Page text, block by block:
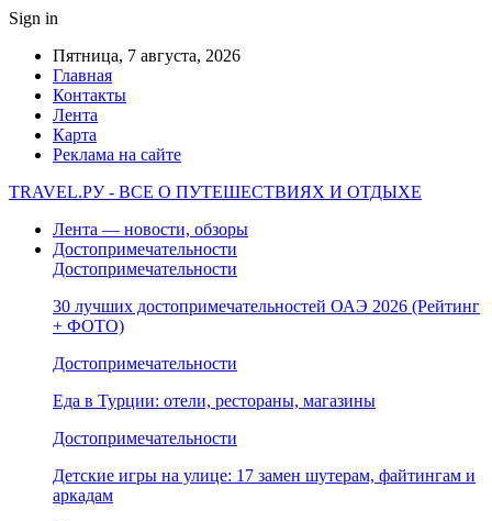
Sign in
Пятница, 7 августа, 2026
Главная
Контакты
Лента
Карта
Реклама на сайте
TRAVEL.РУ - ВСЕ О ПУТЕШЕСТВИЯХ И ОТДЫХЕ
Лента — новости, обзоры
Достопримечательности
Достопримечательности
30 лучших достопримечательностей ОАЭ 2026 (Рейтинг
+ ФОТО)
Достопримечательности
Еда в Турции: отели, рестораны, магазины
Достопримечательности
Детские игры на улице: 17 замен шутерам, файтингам и
аркадам